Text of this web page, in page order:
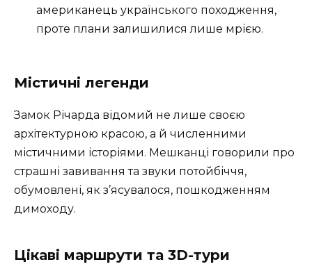
американець українського походження,
проте плани залишилися лише мрією.
Містичні легенди
Замок Річарда відомий не лише своєю
архітектурною красою, а й численними
містичними історіями. Мешканці говорили про
страшні завивання та звуки потойбіччя,
обумовлені, як з’ясувалося, пошкодженням
димоходу.
Цікаві маршрути та 3D-тури